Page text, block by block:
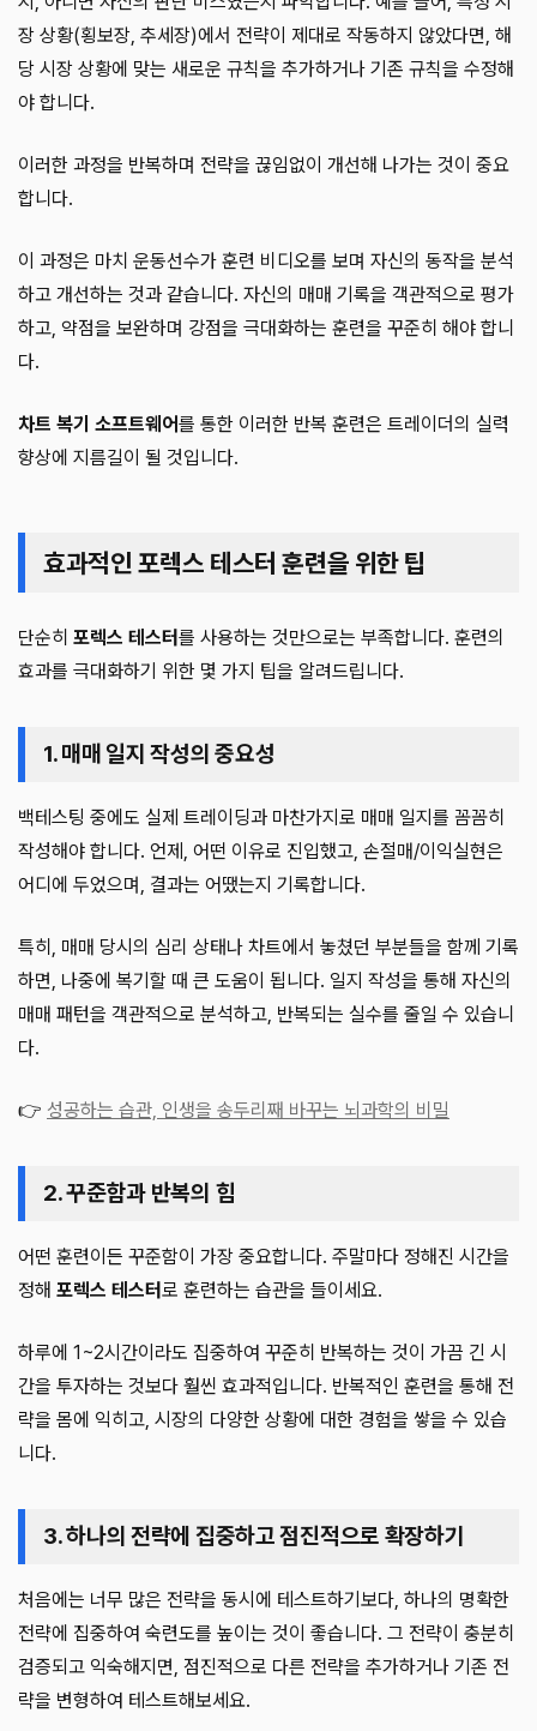
장 상황(횡보장, 추세장)에서 전략이 제대로 작동하지 않았다면, 해
당 시장 상황에 맞는 새로운 규칙을 추가하거나 기존 규칙을 수정해
야 합니다.
이러한 과정을 반복하며 전략을 끊임없이 개선해 나가는 것이 중요
합니다.
이 과정은 마치 운동선수가 훈련 비디오를 보며 자신의 동작을 분석
하고 개선하는 것과 같습니다. 자신의 매매 기록을 객관적으로 평가
하고, 약점을 보완하며 강점을 극대화하는 훈련을 꾸준히 해야 합니
다.
차트 복기 소프트웨어를 통한 이러한 반복 훈련은 트레이더의 실력
향상에 지름길이 될 것입니다.
효과적인 포렉스 테스터 훈련을 위한 팁
단순히 포렉스 테스터를 사용하는 것만으로는 부족합니다. 훈련의
효과를 극대화하기 위한 몇 가지 팁을 알려드립니다.
1. 매매 일지 작성의 중요성
백테스팅 중에도 실제 트레이딩과 마찬가지로 매매 일지를 꼼꼼히
작성해야 합니다. 언제, 어떤 이유로 진입했고, 손절매/이익실현은
어디에 두었으며, 결과는 어땠는지 기록합니다.
특히, 매매 당시의 심리 상태나 차트에서 놓쳤던 부분들을 함께 기록
하면, 나중에 복기할 때 큰 도움이 됩니다. 일지 작성을 통해 자신의
매매 패턴을 객관적으로 분석하고, 반복되는 실수를 줄일 수 있습니
다.
👉 성공하는 습관, 인생을 송두리째 바꾸는 뇌과학의 비밀
2. 꾸준함과 반복의 힘
어떤 훈련이든 꾸준함이 가장 중요합니다. 주말마다 정해진 시간을
정해 포렉스 테스터로 훈련하는 습관을 들이세요.
하루에 1~2시간이라도 집중하여 꾸준히 반복하는 것이 가끔 긴 시
간을 투자하는 것보다 훨씬 효과적입니다. 반복적인 훈련을 통해 전
략을 몸에 익히고, 시장의 다양한 상황에 대한 경험을 쌓을 수 있습
니다.
3. 하나의 전략에 집중하고 점진적으로 확장하기
처음에는 너무 많은 전략을 동시에 테스트하기보다, 하나의 명확한
전략에 집중하여 숙련도를 높이는 것이 좋습니다. 그 전략이 충분히
검증되고 익숙해지면, 점진적으로 다른 전략을 추가하거나 기존 전
략을 변형하여 테스트해보세요.